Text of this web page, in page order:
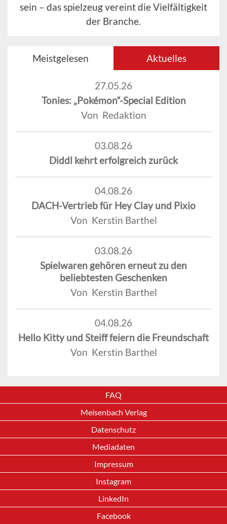
sein – das spielzeug vereint die Vielfältigkeit
der Branche.
Meistgelesen Aktuelles
27.05.26
Tonies: „Pokémon“-Special Edition
Von Redaktion
03.08.26
Diddl kehrt erfolgreich zurück
04.08.26
DACH-Vertrieb für Hey Clay und Pixio
Von Kerstin Barthel
03.08.26
Spielwaren gehören erneut zu den
beliebtesten Geschenken
Von Kerstin Barthel
04.08.26
Hello Kitty und Steiff feiern die Freundschaft
Von Kerstin Barthel
FAQ
Meisenbach Verlag
Datenschutz
Mediadaten
Impressum
Instagram
LinkedIn
Facebook